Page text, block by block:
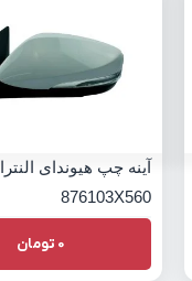
آینه چپ هیوندای النترا
876103X560
0 تومان